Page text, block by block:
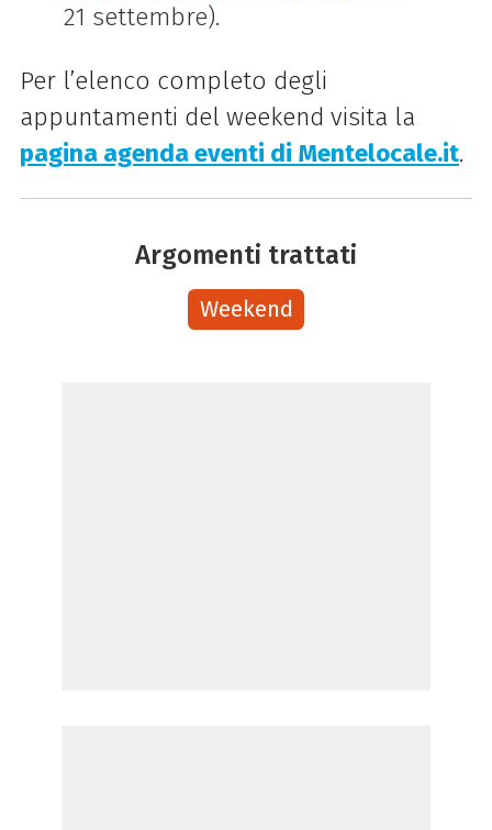
21 settembre).
Per l’elenco completo degli
appuntamenti del weekend visita la
pagina agenda eventi di Mentelocale.it.
Argomenti trattati
Weekend